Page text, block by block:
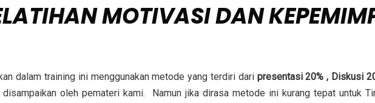
MOTIVASI DAN
dalam training ini menggunakan metode yang terdiri dari presentasi 20% , Diskusi
oleh pemateri kami. Namun jika dirasa metode ini kurang tepat untuk